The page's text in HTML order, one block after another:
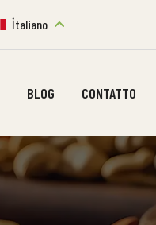
İtaliano
BLOG CONTATTO